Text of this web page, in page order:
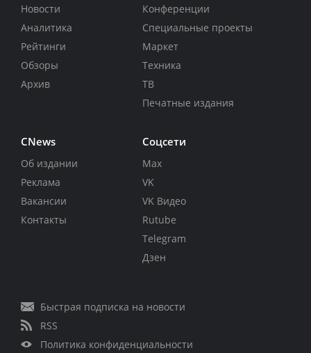
Новости
Аналитика
Рейтинги
Обзоры
Архив
Конференции
Специальные проекты
Маркет
Техника
ТВ
Печатные издания
CNews
Об издании
Реклама
Вакансии
Контакты
Соцсети
Max
VK
VK Видео
Rutube
Telegram
Дзен
Быстрая подписка на новости
RSS
Политика конфиденциальности